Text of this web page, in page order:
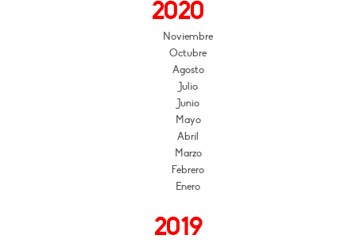
2020
Noviembre
Octubre
Agosto
Julio
Junio
Mayo
Abril
Marzo
Febrero
Enero
2019